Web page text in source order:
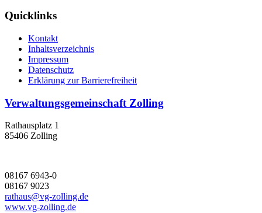
Quicklinks
Kontakt
Inhaltsverzeichnis
Impressum
Datenschutz
Erklärung zur Barrierefreiheit
Verwaltungsgemeinschaft Zolling
Rathausplatz 1
85406 Zolling
08167 6943-0
08167 9023
rathaus@vg-zolling.de
www.vg-zolling.de